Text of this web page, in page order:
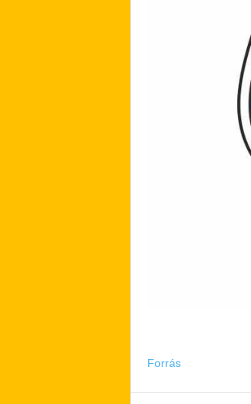
Forrás